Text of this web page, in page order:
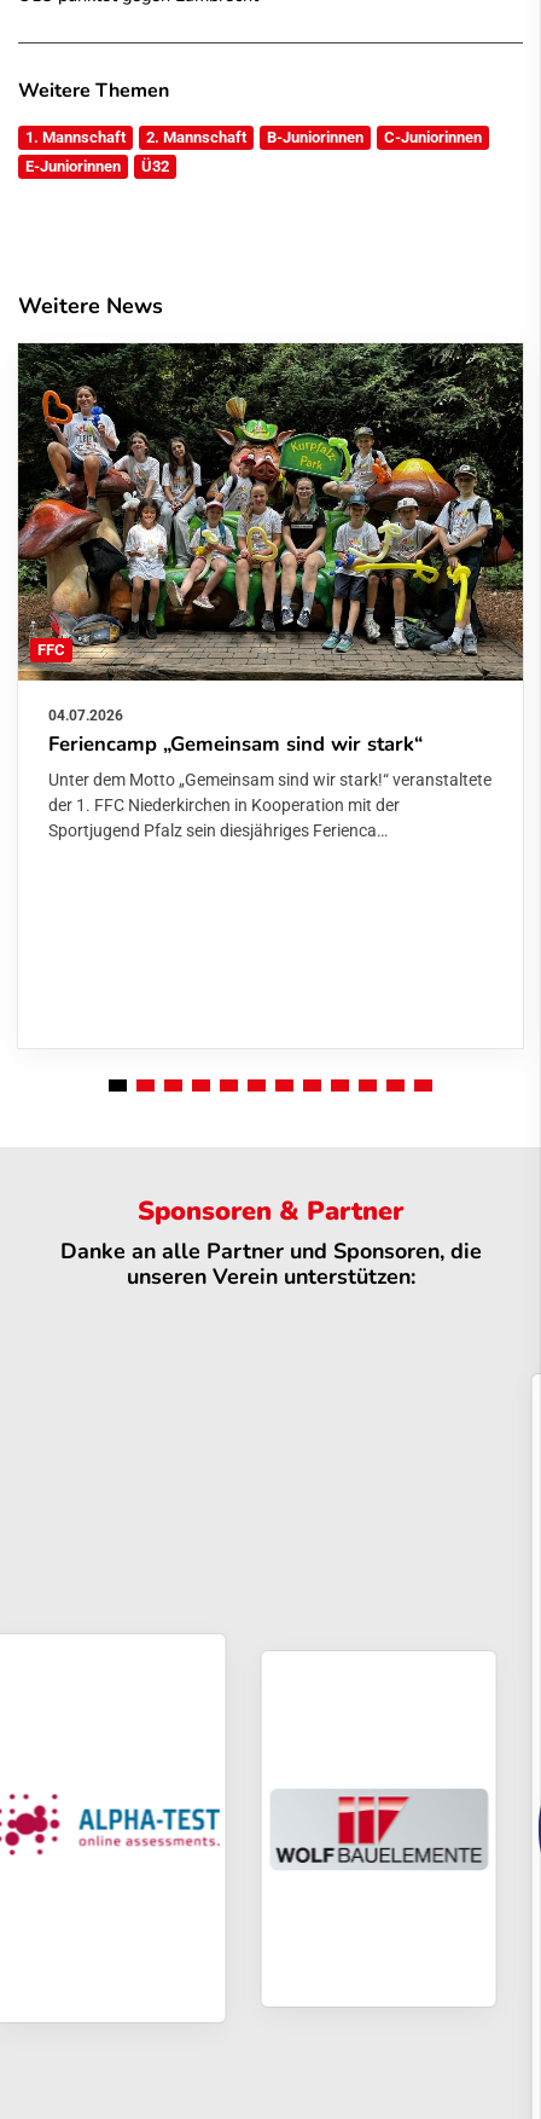
Weitere Themen
1. Mannschaft 2. Mannschaft B-Juniorinnen
C-Juniorinnen
E-Juniorinnen
Ü32
Weitere News
FFC
04.07.2026
Feriencamp „Gemeinsam sind wir stark“
Unter dem Motto „Gemeinsam sind wir stark!“ veranstaltete
der 1. FFC Niederkirchen in Kooperation mit der
Sportjugend Pfalz sein diesjähriges Ferienca…
Sponsoren & Partner
Danke an alle Partner und Sponsoren, die
unseren Verein unterstützen: